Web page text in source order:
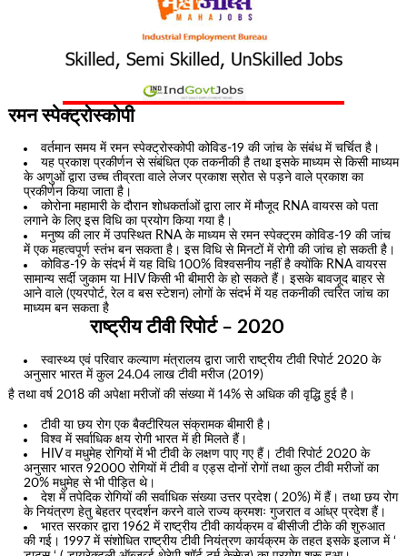
रमन स्पेक्ट्रोस्कोपी
वर्तमान समय में रमन स्पेक्ट्रोस्कोपी कोविड-19 की जांच के संबंध में चर्चित है।
यह प्रकाश प्रकीर्णन से संबंधित एक तकनीकी है तथा इसके माध्यम से किसी माध्यम
के अणुओं द्वारा उच्च तीव्रता वाले लेजर प्रकाश स्रोत से पड़ने वाले प्रकाश का
प्रकीर्णन किया जाता है।
कोरोना महामारी के दौरान शोधकर्ताओं द्वारा लार में मौजूद RNA वायरस को पता
लगाने के लिए इस विधि का प्रयोग किया गया है।
मनुष्य की लार में उपस्थित RNA के माध्यम से रमन स्पेक्ट्रम कोविड-19 की जांच
में एक महत्वपूर्ण स्तंभ बन सकता है। इस विधि से मिनटों में रोगी की जांच हो सकती है।
कोविड-19 के संदर्भ में यह विधि 100% विश्वसनीय नहीं है क्योंकि RNA वायरस
सामान्य सर्दी जुकाम या HIV किसी भी बीमारी के हो सकते हैं। इसके बावजूद बाहर से
आने वाले (एयरपोर्ट, रेल व बस स्टेशन) लोगों के संदर्भ में यह तकनीकी त्वरित जांच का
माध्यम बन सकता है
राष्ट्रीय टीवी रिपोर्ट – 2020
स्वास्थ्य एवं परिवार कल्याण मंत्रालय द्वारा जारी राष्ट्रीय टीवी रिपोर्ट 2020 के
अनुसार भारत में कुल 24.04 लाख टीवी मरीज (2019)
है तथा वर्ष 2018 की अपेक्षा मरीजों की संख्या में 14% से अधिक की वृद्धि हुई है।
टीवी या छय रोग एक बैक्टीरियल संक्रामक बीमारी है।
विश्व में सर्वाधिक क्षय रोगी भारत में ही मिलते हैं।
HIV व मधुमेह रोगियों में भी टीवी के लक्षण पाए गए हैं। टीवी रिपोर्ट 2020 के
अनुसार भारत 92000 रोगियों में टीवी व एड्स दोनों रोगों तथा कुल टीवी मरीजों का
20% मधुमेह से भी पीड़ित थे।
देश में तपेदिक रोगियों की सर्वाधिक संख्या उत्तर प्रदेश ( 20%) में हैं। तथा छय रोग
के नियंत्रण हेतु बेहतर प्रदर्शन करने वाले राज्य क्रमशः गुजरात व आंध्र प्रदेश हैं।
भारत सरकार द्वारा 1962 में राष्ट्रीय टीवी कार्यक्रम व बीसीजी टीके की शुरुआत
की गई। 1997 में संशोधित राष्ट्रीय टीवी नियंत्रण कार्यक्रम के तहत इसके इलाज में ‘